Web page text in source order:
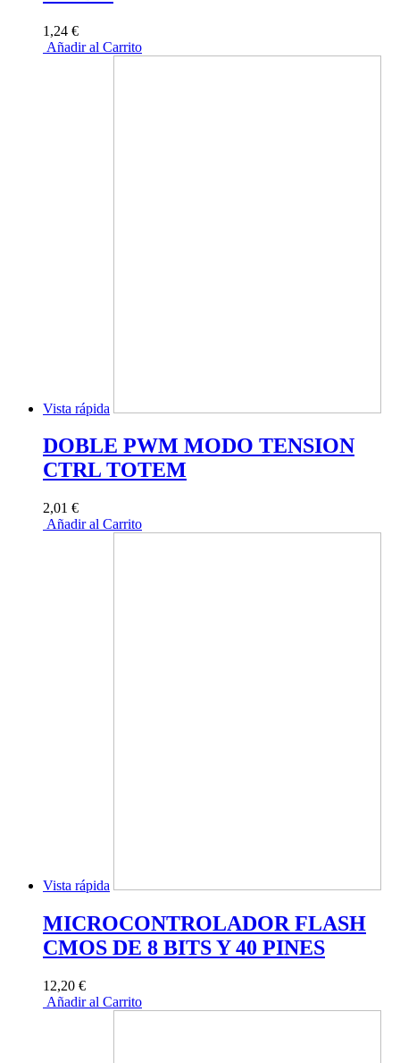
1,24 €
Añadir al Carrito
Vista rápida
DOBLE PWM MODO TENSION
CTRL TOTEM
2,01 €
Añadir al Carrito
Vista rápida
MICROCONTROLADOR FLASH
CMOS DE 8 BITS Y 40 PINES
12,20 €
Añadir al Carrito